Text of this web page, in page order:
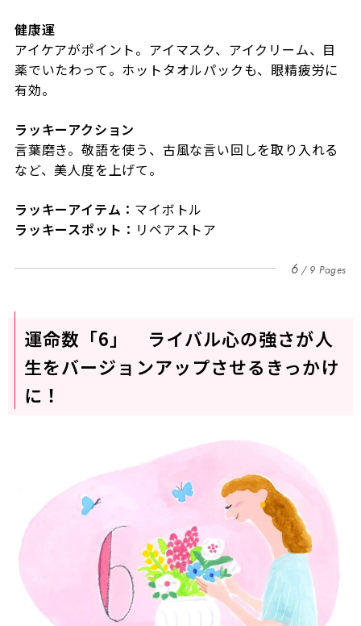
健康運
アイケアがポイント。アイマスク、アイクリーム、目
薬でいたわって。ホットタオルパックも、眼精疲労に
有効。
ラッキーアクション
言葉磨き。敬語を使う、古風な言い回しを取り入れる
など、美人度を上げて。
ラッキーアイテム： マイボトル
ラッキースポット： リペアストア
6 9 Pages
運命数「6」 ライバル心の強さが人
生をバージョンアップさせるきっかけ
に！